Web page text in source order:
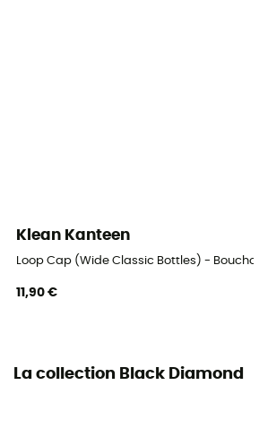
Klean Kanteen
Loop Cap (Wide Classic Bottles) - Bouchon
11,90 €
La collection Black Diamond